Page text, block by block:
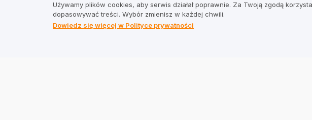
PrestaShop
Używamy plików cookies, aby serwis działał poprawnie. Za Twoją zgodą
dopasowywać treści. Wybór zmienisz w każdej chwili.
Dowiedz się więcej w Polityce prywatności